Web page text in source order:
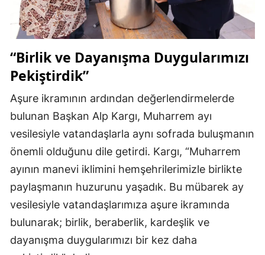
“Birlik ve Dayanışma Duygularımızı
Pekiştirdik”
Aşure ikramının ardından değerlendirmelerde
bulunan Başkan Alp Kargı, Muharrem ayı
vesilesiyle vatandaşlarla aynı sofrada buluşmanın
önemli olduğunu dile getirdi. Kargı, “Muharrem
ayının manevi iklimini hemşehrilerimizle birlikte
paylaşmanın huzurunu yaşadık. Bu mübarek ay
vesilesiyle vatandaşlarımıza aşure ikramında
bulunarak; birlik, beraberlik, kardeşlik ve
dayanışma duygularımızı bir kez daha